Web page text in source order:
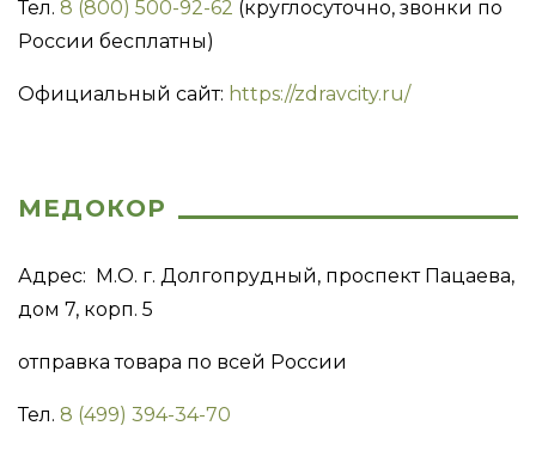
Тел. 8 (800) 500-92-62 (круглосуточно, звонки по
России бесплатны)
Официальный сайт: https://zdravcity.ru/
МЕДОКОР
Адрес: М.О. г. Долгопрудный, проспект Пацаева,
дом 7, корп. 5
отправка товара по всей России
Тел. 8 (499) 394-34-70